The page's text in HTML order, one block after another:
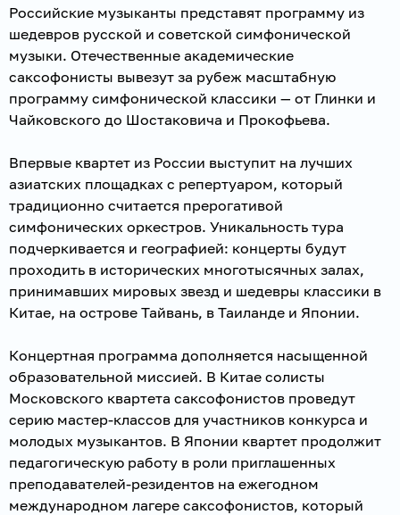
Российские музыканты представят программу из
шедевров русской и советской симфонической
музыки. Отечественные академические
саксофонисты вывезут за рубеж масштабную
программу симфонической классики — от Глинки и
Чайковского до Шостаковича и Прокофьева.
Впервые квартет из России выступит на лучших
азиатских площадках с репертуаром, который
традиционно считается прерогативой
симфонических оркестров. Уникальность тура
подчеркивается и географией: концерты будут
проходить в исторических многотысячных залах,
принимавших мировых звезд и шедевры классики в
Китае, на острове Тайвань, в Таиланде и Японии.
Концертная программа дополняется насыщенной
образовательной миссией. В Китае солисты
Московского квартета саксофонистов проведут
серию мастер-классов для участников конкурса и
молодых музыкантов. В Японии квартет продолжит
педагогическую работу в роли приглашенных
преподавателей-резидентов на ежегодном
международном лагере саксофонистов, который